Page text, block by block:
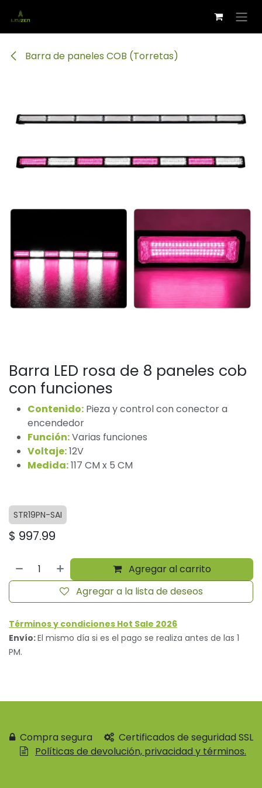
Barra de paneles COB (Torretas)
Barra LED rosa de 8 paneles cob
con funciones
Contenido: Pieza y control con conector a
encendedor
Función:Varias funciones
Voltaje:12V
Medida:117 CM x 5 CM
STR19PN-SAI
$ 997.99
Agregar al carrito
Agregar a la lista de deseos
Términos y condiciones Hot Sale 2026
Envío:El mismo día si es el pago se realiza antes de las 1
PM.
Compra segura
Certificados de seguridad SSL
Políticas de devolución, privacidad y términos.